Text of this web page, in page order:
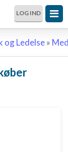
LOG IND
Ledelse»